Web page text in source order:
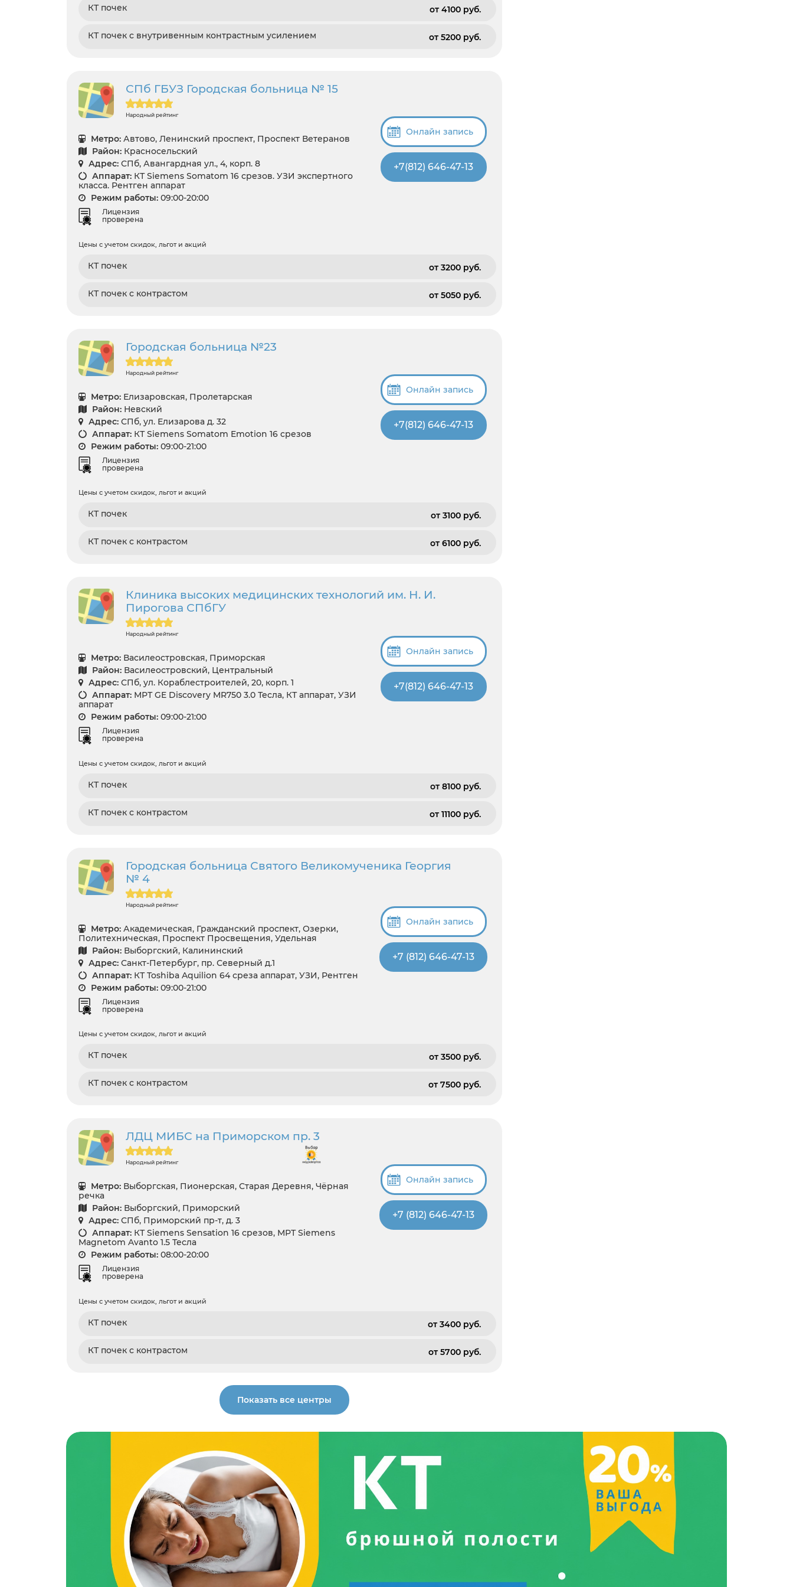
КТ почек от 4100 pуб.
КТ почек с внутривенным контрастным усилением от 5200 pуб.
СПб ГБУЗ Городская больница № 15
Народный рейтинг
Метро: Автово, Ленинский проспект, Проспект Ветеранов
Район: Красносельский
Адрес: СПб, Авангардная ул., 4, корп. 8
Аппарат: КТ Siemens Somatom 16 срезов. УЗИ экспертного
класса. Рентген аппарат
Режим работы: 09:00-20:00
Лицензия
проверена
Онлайн запись
+7(812) 646-47-13
Цены с учетом скидок, льгот и акций
КТ почек от 3200 pуб.
КТ почек с контрастом от 5050 pуб.
Городская больница №23
Народный рейтинг
Метро: Елизаровская, Пролетарская
Район: Невский
Адрес: СПб, ул. Елизарова д. 32
Аппарат: КТ Siemens Somatom Emotion 16 срезов
Режим работы: 09:00-21:00
Лицензия
проверена
Онлайн запись
+7(812) 646-47-13
Цены с учетом скидок, льгот и акций
КТ почек от 3100 pуб.
КТ почек с контрастом от 6100 pуб.
Клиника высоких медицинских технологий им. Н. И.
Пирогова СПбГУ
Народный рейтинг
Метро: Василеостровская, Приморская
Район: Василеостровский, Центральный
Адрес: СПб, ул. Кораблестроителей, 20, корп. 1
Аппарат: МРТ GE Discovery MR750 3.0 Тесла, КТ аппарат, УЗИ
аппарат
Режим работы: 09:00-21:00
Лицензия
проверена
Онлайн запись
+7(812) 646-47-13
Цены с учетом скидок, льгот и акций
КТ почек от 8100 pуб.
КТ почек с контрастом от 11100 pуб.
Городская больница Святого Великомученика Георгия
№ 4
Народный рейтинг
Метро: Академическая, Гражданский проспект, Озерки,
Политехническая, Проспект Просвещения, Удельная
Район: Выборгский, Калининский
Адрес: Санкт-Петербург, пр. Северный д.1
Аппарат: КТ Toshiba Aquilion 64 среза аппарат, УЗИ, Рентген
Режим работы: 09:00-21:00
Лицензия
проверена
Онлайн запись
+7 (812) 646-47-13
Цены с учетом скидок, льгот и акций
КТ почек от 3500 pуб.
КТ почек с контрастом от 7500 pуб.
ЛДЦ МИБС на Приморском пр. 3
Народный рейтинг
Метро: Выборгская, Пионерская, Старая Деревня, Чёрная
речка
Район: Выборгский, Приморский
Адрес: СПб, Приморский пр-т, д. 3
Аппарат: КТ Siemens Sensation 16 срезов, МРТ Siemens
Magnetom Avanto 1.5 Тесла
Режим работы: 08:00-20:00
Лицензия
проверена
Онлайн запись
+7 (812) 646-47-13
Цены с учетом скидок, льгот и акций
КТ почек от 3400 pуб.
КТ почек с контрастом от 5700 pуб.
Показать все центры